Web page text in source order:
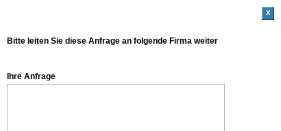
x
Bitte leiten Sie diese Anfrage an folgende Firma weiter
Ihre Anfrage